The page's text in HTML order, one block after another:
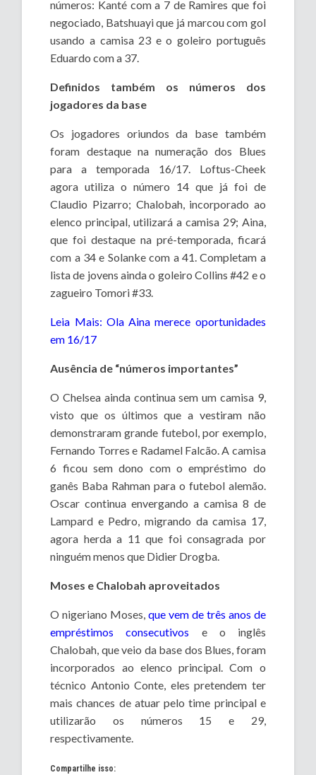
números: Kanté com a 7 de Ramires que foi
negociado, Batshuayi que já marcou com gol
usando a camisa 23 e o goleiro português
Eduardo com a 37.
Definidos também os números dos
jogadores da base
Os jogadores oriundos da base também
foram destaque na numeração dos Blues
para a temporada 16/17. Loftus-Cheek
agora utiliza o número 14 que já foi de
Claudio Pizarro; Chalobah, incorporado ao
elenco principal, utilizará a camisa 29; Aina,
que foi destaque na pré-temporada, ficará
com a 34 e Solanke com a 41. Completam a
lista de jovens ainda o goleiro Collins #42 e o
zagueiro Tomori #33.
Leia Mais: Ola Aina merece oportunidades
em 16/17
Ausência de “números importantes”
O Chelsea ainda continua sem um camisa 9,
visto que os últimos que a vestiram não
demonstraram grande futebol, por exemplo,
Fernando Torres e Radamel Falcão. A camisa
6 ficou sem dono com o empréstimo do
ganês Baba Rahman para o futebol alemão.
Oscar continua envergando a camisa 8 de
Lampard e Pedro, migrando da camisa 17,
agora herda a 11 que foi consagrada por
ninguém menos que Didier Drogba.
Moses e Chalobah aproveitados
O nigeriano Moses,que vem de três anos de
empréstimos consecutivos e o inglês
Chalobah, que veio da base dos Blues, foram
incorporados ao elenco principal. Com o
técnico Antonio Conte, eles pretendem ter
mais chances de atuar pelo time principal e
utilizarão os números 15 e 29,
respectivamente.
Compartilhe isso: